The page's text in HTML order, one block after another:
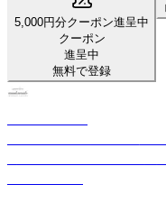
5,000円分クーポン進呈中
クーポン
進呈中
無料で登録